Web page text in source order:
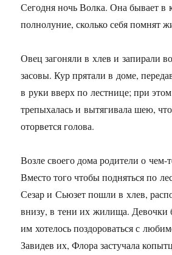
Сегодня ночь Волка. Она бывает в
полнолуние, сколько себя помнят
Овец загоняли в хлев и запирали
засовы. Кур прятали в доме,
в руки вверх по лестнице; при
трепыхалась и вытягивала шею, что
оторвется голова.
Возле своего дома родители о чем-
Вместо того чтобы подняться по
Сезар и Сьюзет пошли в хлев,
внизу, в тени их жилища. Девочки
им хотелось поздороваться с
Завидев их, Флора застучала